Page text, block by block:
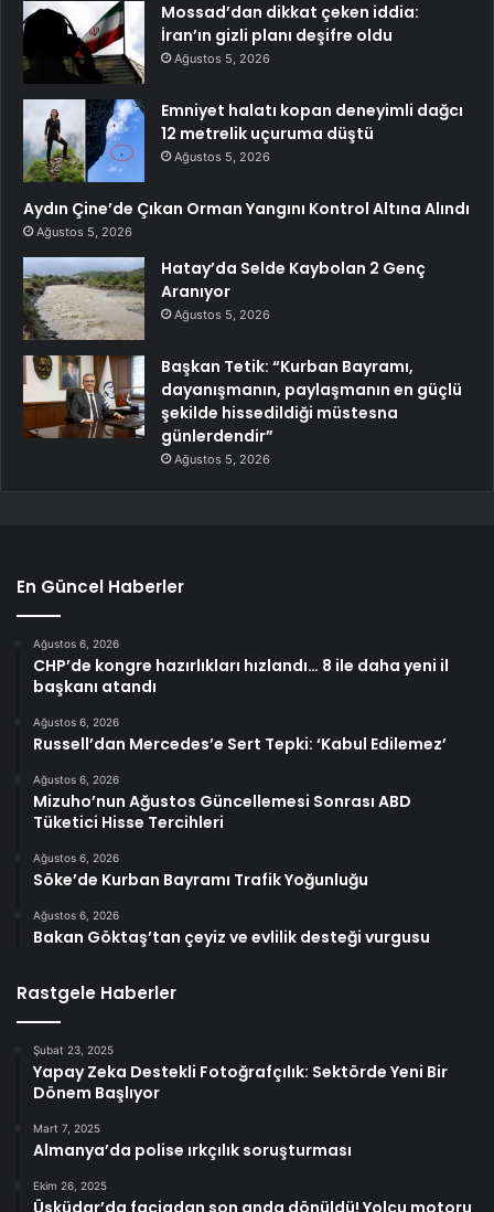
Mossad’dan dikkat çeken iddia:
İran’ın gizli planı deşifre oldu
Ağustos 5, 2026
Emniyet halatı kopan deneyimli dağcı
12 metrelik uçuruma düştü
Ağustos 5, 2026
Aydın Çine’de Çıkan Orman Yangını Kontrol Altına Alındı
Ağustos 5, 2026
Hatay’da Selde Kaybolan 2 Genç
Aranıyor
Ağustos 5, 2026
Başkan Tetik: “Kurban Bayramı,
dayanışmanın, paylaşmanın en güçlü
şekilde hissedildiği müstesna
günlerdendir”
Ağustos 5, 2026
En Güncel Haberler
Ağustos 6, 2026
CHP’de kongre hazırlıkları hızlandı… 8 ile daha yeni il
başkanı atandı
Ağustos 6, 2026
Russell’dan Mercedes’e Sert Tepki: ‘Kabul Edilemez’
Ağustos 6, 2026
Mizuho’nun Ağustos Güncellemesi Sonrası ABD
Tüketici Hisse Tercihleri
Ağustos 6, 2026
Söke’de Kurban Bayramı Trafik Yoğunluğu
Ağustos 6, 2026
Bakan Göktaş’tan çeyiz ve evlilik desteği vurgusu
Rastgele Haberler
Şubat 23, 2025
Yapay Zeka Destekli Fotoğrafçılık: Sektörde Yeni Bir
Dönem Başlıyor
Mart 7, 2025
Almanya’da polise ırkçılık soruşturması
Ekim 26, 2025